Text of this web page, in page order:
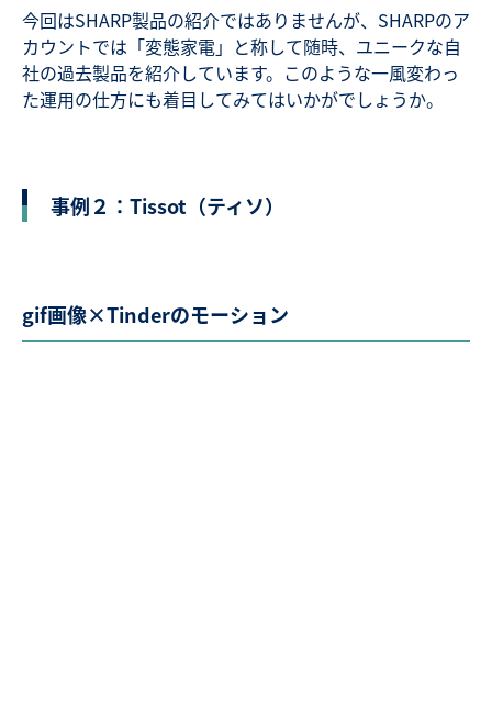
今回はSHARP製品の紹介ではありませんが、SHARPのア
カウントでは「変態家電」と称して随時、ユニークな自
社の過去製品を紹介しています。このような一風変わっ
た運用の仕方にも着目してみてはいかがでしょうか。
事例２：Tissot（ティソ）
gif画像×Tinderのモーション